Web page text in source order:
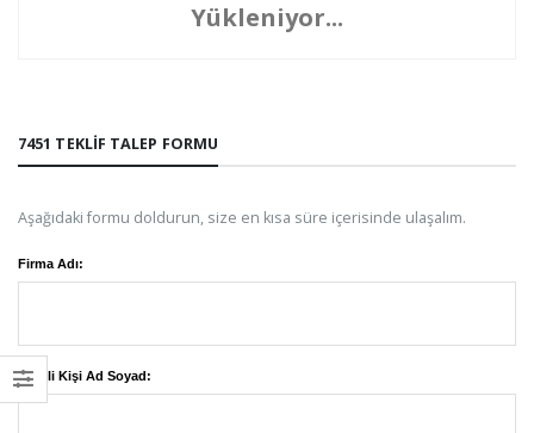
Yükleniyor...
7451 TEKLIF TALEP FORMU
Aşağıdaki formu doldurun, size en kısa süre içerisinde ulaşalım.
Firma Adı:
Yetkili Kişi Ad Soyad: